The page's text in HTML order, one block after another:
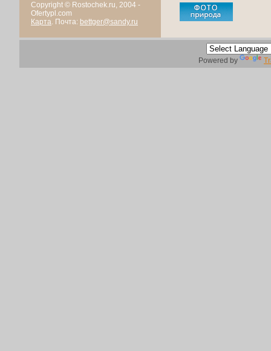
Copyright © Rostochek.ru, 2004 -
Ofertypl.com
Карта. Почта: bettger@sandy.ru
Powered by